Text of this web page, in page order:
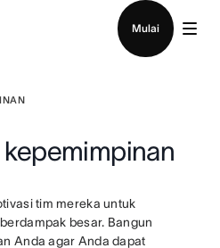
Mulai
tim mereka untuk
besar. Bangun
Anda agar Anda dapat